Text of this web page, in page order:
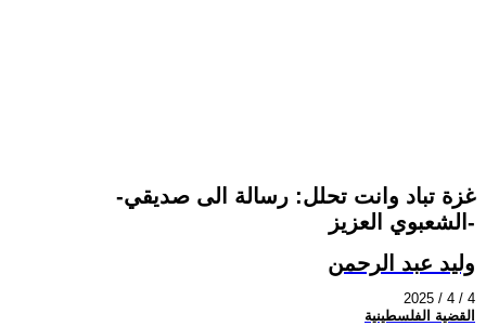
-غزة تباد وانت تحلل: رسالة الى صديقي
الشعبوي العزيز-
وليد عبد الرحمن
2025 / 4 / 4
القضية الفلسطينية